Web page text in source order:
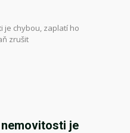
je chybou, zaplatí ho
zrušit
je